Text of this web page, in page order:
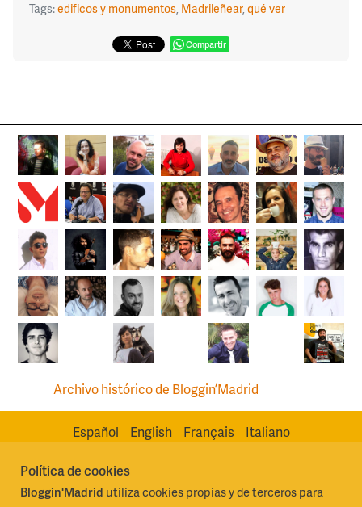
Tags:edificos y monumentos, Madrileñear,qué ver
Compartir
Archivo histórico de Bloggin’Madrid
Español English Français Italiano
Política de cookies
Bloggin'Madrid utiliza cookies propias y de terceros para